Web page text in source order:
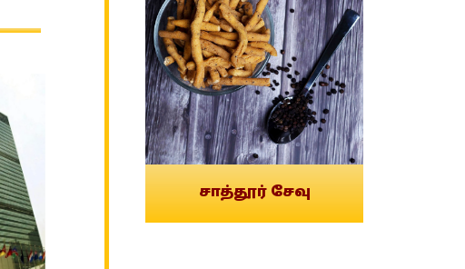
சாத்தூர் சேவு